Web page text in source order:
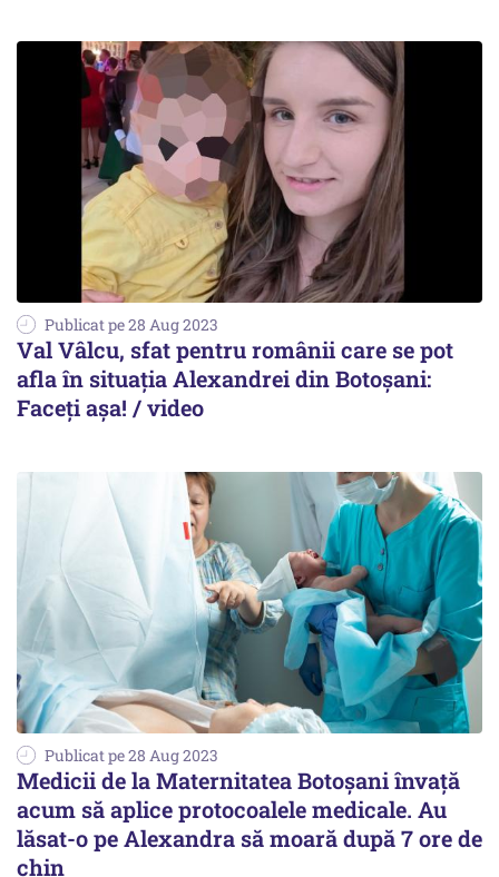
Publicat pe 28 Aug 2023
Val Vâlcu, sfat pentru românii care se pot
afla în situația Alexandrei din Botoșani:
Faceți așa! / video
Publicat pe 28 Aug 2023
Medicii de la Maternitatea Botoșani învață
acum să aplice protocoalele medicale. Au
lăsat-o pe Alexandra să moară după 7 ore de
chin